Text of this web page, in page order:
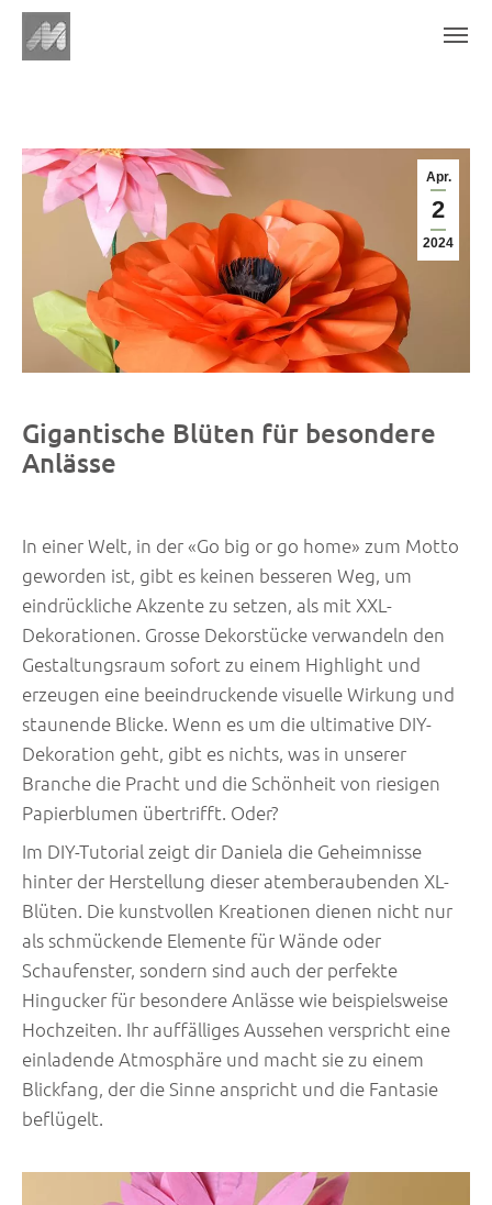
Apr.
2
2024
Gigantische Blüten für besondere
Anlässe
In einer Welt, in der «Go big or go home» zum Motto
geworden ist, gibt es keinen besseren Weg, um
eindrückliche Akzente zu setzen, als mit XXL-
Dekorationen. Grosse Dekorstücke verwandeln den
Gestaltungsraum sofort zu einem Highlight und
erzeugen eine beeindruckende visuelle Wirkung und
staunende Blicke. Wenn es um die ultimative DIY-
Dekoration geht, gibt es nichts, was in unserer
Branche die Pracht und die Schönheit von riesigen
Papierblumen übertrifft. Oder?
Im DIY-Tutorial zeigt dir Daniela die Geheimnisse
hinter der Herstellung dieser atemberaubenden XL-
Blüten. Die kunstvollen Kreationen dienen nicht nur
als schmückende Elemente für Wände oder
Schaufenster, sondern sind auch der perfekte
Hingucker für besondere Anlässe wie beispielsweise
Hochzeiten. Ihr auffälliges Aussehen verspricht eine
einladende Atmosphäre und macht sie zu einem
Blickfang, der die Sinne anspricht und die Fantasie
beflügelt.